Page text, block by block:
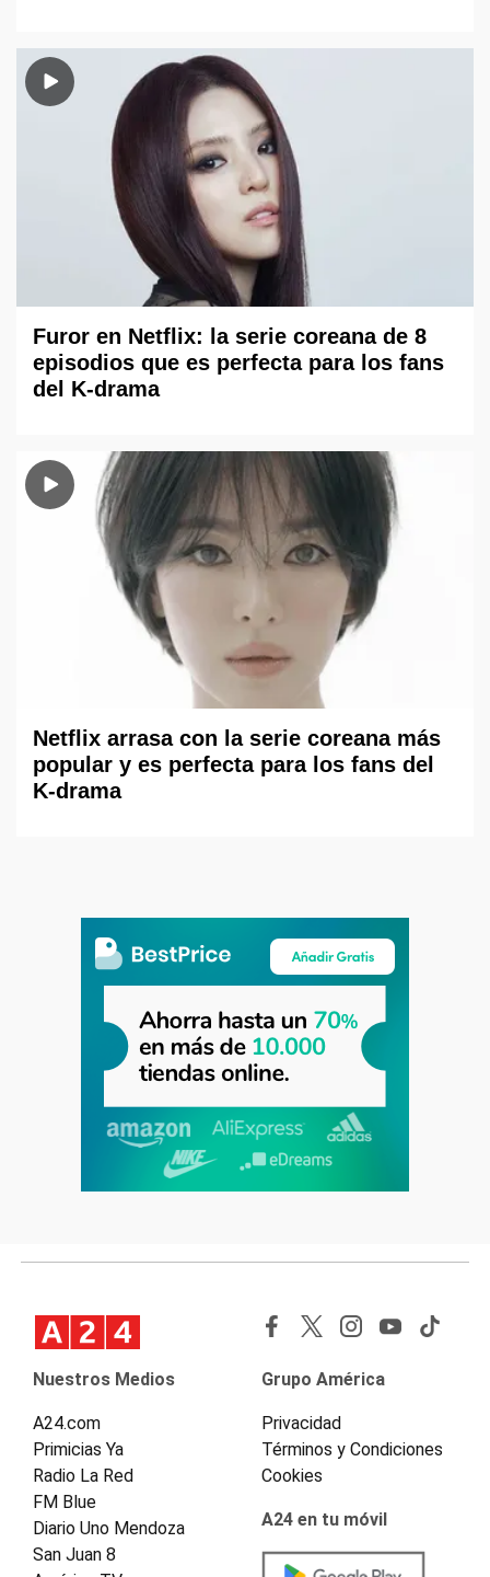
Furor en Netflix: la serie coreana de 8
episodios que es perfecta para los fans
del K-drama
Netflix arrasa con la serie coreana más
popular y es perfecta para los fans del
K-drama
Nuestros Medios
A24.com
Primicias Ya
Radio La Red
FM Blue
Diario Uno Mendoza
San Juan 8
Grupo América
Privacidad
Términos y Condiciones
Cookies
A24 en tu móvil